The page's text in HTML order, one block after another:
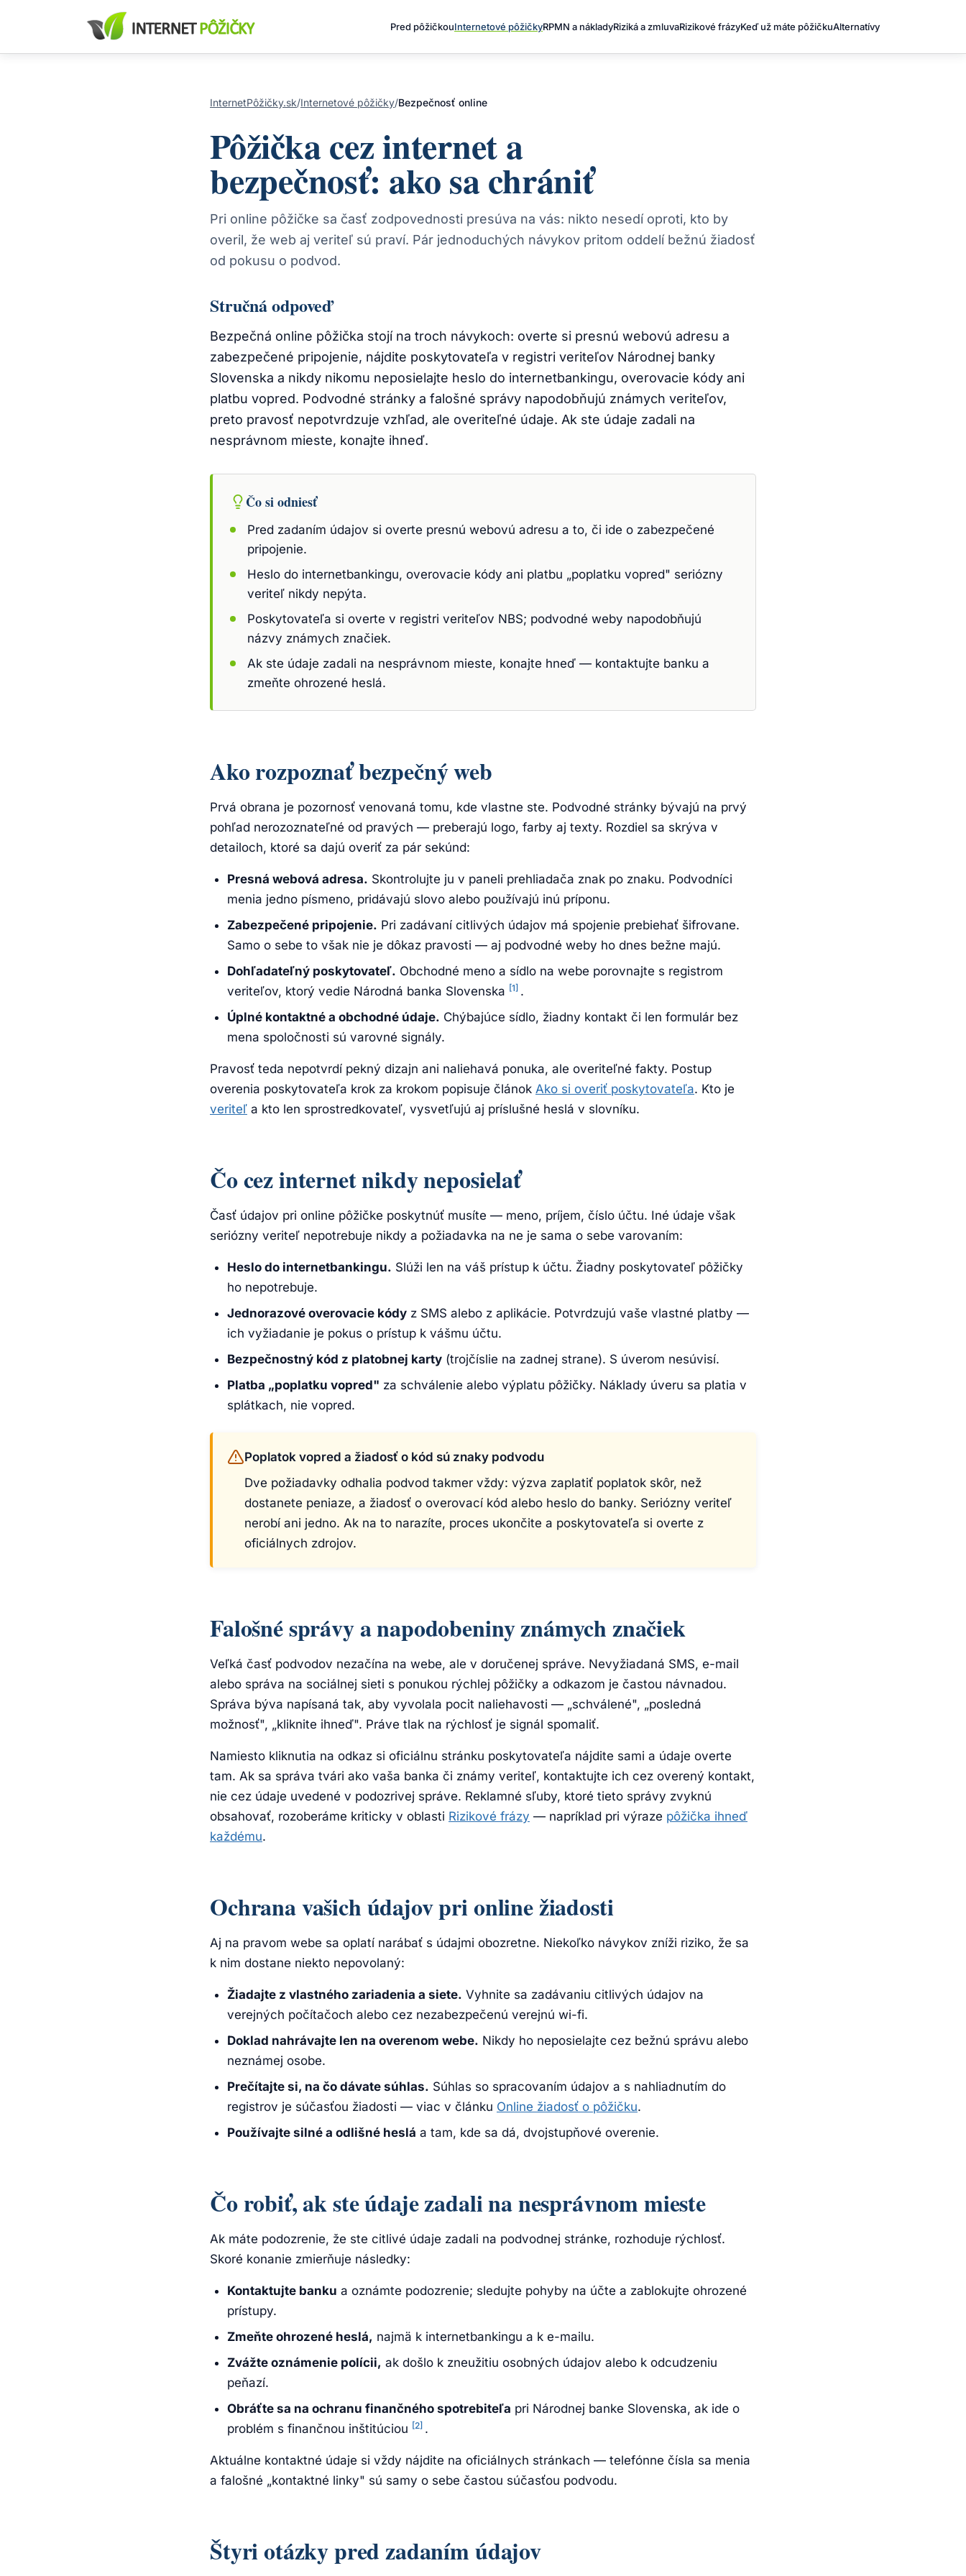
Pred pôžičkouInternetové pôžičkyRPMN a nákladyRiziká a zmluvaRizikové frázyKeď už máte pôžičkuAlternatívy
InternetPôžičky.sk/Internetové pôžičky/Bezpečnosť online
Pôžička cez internet a
bezpečnosť: ako sa chrániť
Pri online pôžičke sa časť zodpovednosti presúva na vás: nikto nesedí oproti, kto by
overil, že web aj veriteľ sú praví. Pár jednoduchých návykov pritom oddelí bežnú žiadosť
od pokusu o podvod.
Stručná odpoveď
Bezpečná online pôžička stojí na troch návykoch: overte si presnú webovú adresu a
zabezpečené pripojenie, nájdite poskytovateľa v registri veriteľov Národnej banky
Slovenska a nikdy nikomu neposielajte heslo do internetbankingu, overovacie kódy ani
platbu vopred. Podvodné stránky a falošné správy napodobňujú známych veriteľov,
preto pravosť nepotvrdzuje vzhľad, ale overiteľné údaje. Ak ste údaje zadali na
nesprávnom mieste, konajte ihneď.
Čo si odniesť
Pred zadaním údajov si overte presnú webovú adresu a to, či ide o zabezpečené
pripojenie.
Heslo do internetbankingu, overovacie kódy ani platbu „poplatku vopred" seriózny
veriteľ nikdy nepýta.
Poskytovateľa si overte v registri veriteľov NBS; podvodné weby napodobňujú
názvy známych značiek.
Ak ste údaje zadali na nesprávnom mieste, konajte hneď — kontaktujte banku a
zmeňte ohrozené heslá.
Ako rozpoznať bezpečný web
Prvá obrana je pozornosť venovaná tomu, kde vlastne ste. Podvodné stránky bývajú na prvý
pohľad nerozoznateľné od pravých — preberajú logo, farby aj texty. Rozdiel sa skrýva v
detailoch, ktoré sa dajú overiť za pár sekúnd:
Presná webová adresa. Skontrolujte ju v paneli prehliadača znak po znaku. Podvodníci
menia jedno písmeno, pridávajú slovo alebo používajú inú príponu.
Zabezpečené pripojenie. Pri zadávaní citlivých údajov má spojenie prebiehať šifrovane.
Samo o sebe to však nie je dôkaz pravosti — aj podvodné weby ho dnes bežne majú.
Dohľadateľný poskytovateľ. Obchodné meno a sídlo na webe porovnajte s registrom
veriteľov, ktorý vedie Národná banka Slovenska [1] .
Úplné kontaktné a obchodné údaje. Chýbajúce sídlo, žiadny kontakt či len formulár bez
mena spoločnosti sú varovné signály.
Pravosť teda nepotvrdí pekný dizajn ani naliehavá ponuka, ale overiteľné fakty. Postup
overenia poskytovateľa krok za krokom popisuje článok Ako si overiť poskytovateľa. Kto je
veriteľ a kto len sprostredkovateľ, vysvetľujú aj príslušné heslá v slovníku.
Čo cez internet nikdy neposielať
Časť údajov pri online pôžičke poskytnúť musíte — meno, príjem, číslo účtu. Iné údaje však
seriózny veriteľ nepotrebuje nikdy a požiadavka na ne je sama o sebe varovaním:
Heslo do internetbankingu. Slúži len na váš prístup k účtu. Žiadny poskytovateľ pôžičky
ho nepotrebuje.
Jednorazové overovacie kódy z SMS alebo z aplikácie. Potvrdzujú vaše vlastné platby —
ich vyžiadanie je pokus o prístup k vášmu účtu.
Bezpečnostný kód z platobnej karty (trojčíslie na zadnej strane). S úverom nesúvisí.
Platba „poplatku vopred" za schválenie alebo výplatu pôžičky. Náklady úveru sa platia v
splátkach, nie vopred.
Poplatok vopred a žiadosť o kód sú znaky podvodu
Dve požiadavky odhalia podvod takmer vždy: výzva zaplatiť poplatok skôr, než
dostanete peniaze, a žiadosť o overovací kód alebo heslo do banky. Seriózny veriteľ
nerobí ani jedno. Ak na to narazíte, proces ukončite a poskytovateľa si overte z
oficiálnych zdrojov.
Falošné správy a napodobeniny známych značiek
Veľká časť podvodov nezačína na webe, ale v doručenej správe. Nevyžiadaná SMS, e-mail
alebo správa na sociálnej sieti s ponukou rýchlej pôžičky a odkazom je častou návnadou.
Správa býva napísaná tak, aby vyvolala pocit naliehavosti — „schválené", „posledná
možnosť", „kliknite ihneď". Práve tlak na rýchlosť je signál spomaliť.
Namiesto kliknutia na odkaz si oficiálnu stránku poskytovateľa nájdite sami a údaje overte
tam. Ak sa správa tvári ako vaša banka či známy veriteľ, kontaktujte ich cez overený kontakt,
nie cez údaje uvedené v podozrivej správe. Reklamné sľuby, ktoré tieto správy zvyknú
obsahovať, rozoberáme kriticky v oblasti Rizikové frázy — napríklad pri výraze pôžička ihneď
každému.
Ochrana vašich údajov pri online žiadosti
Aj na pravom webe sa oplatí narábať s údajmi obozretne. Niekoľko návykov zníži riziko, že sa
k nim dostane niekto nepovolaný:
Žiadajte z vlastného zariadenia a siete. Vyhnite sa zadávaniu citlivých údajov na
verejných počítačoch alebo cez nezabezpečenú verejnú wi-fi.
Doklad nahrávajte len na overenom webe. Nikdy ho neposielajte cez bežnú správu alebo
neznámej osobe.
Prečítajte si, na čo dávate súhlas. Súhlas so spracovaním údajov a s nahliadnutím do
registrov je súčasťou žiadosti — viac v článku Online žiadosť o pôžičku.
Používajte silné a odlišné heslá a tam, kde sa dá, dvojstupňové overenie.
Čo robiť, ak ste údaje zadali na nesprávnom mieste
Ak máte podozrenie, že ste citlivé údaje zadali na podvodnej stránke, rozhoduje rýchlosť.
Skoré konanie zmierňuje následky:
Kontaktujte banku a oznámte podozrenie; sledujte pohyby na účte a zablokujte ohrozené
prístupy.
Zmeňte ohrozené heslá, najmä k internetbankingu a k e-mailu.
Zvážte oznámenie polícii, ak došlo k zneužitiu osobných údajov alebo k odcudzeniu
peňazí.
Obráťte sa na ochranu finančného spotrebiteľa pri Národnej banke Slovenska, ak ide o
problém s finančnou inštitúciou [2] .
Aktuálne kontaktné údaje si vždy nájdite na oficiálnych stránkach — telefónne čísla sa menia
a falošné „kontaktné linky" sú samy o sebe častou súčasťou podvodu.
Štyri otázky pred zadaním údajov